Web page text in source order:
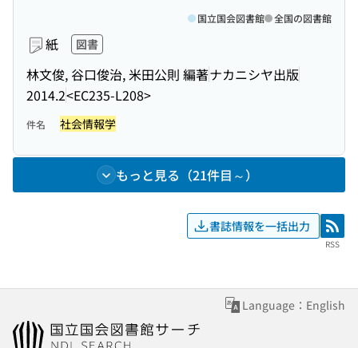
紙 図書
林文俊, 谷口俊治, 米田公則 編著ナカニシヤ出版
2014.2<EC235-L208>
国立国会図書館 全国の図書館
件名 社会情報学
もっと見る（21件目～）
書誌情報を一括出力 RSS
RSS
Language：English